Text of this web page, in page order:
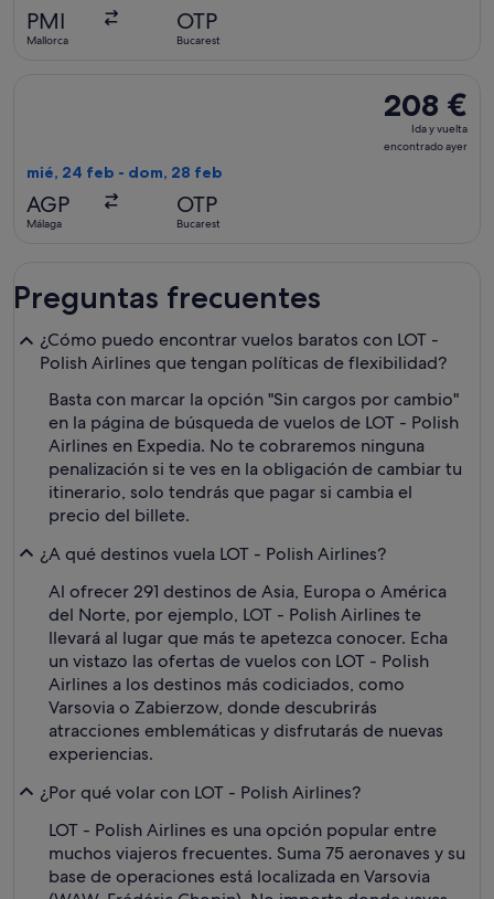
PMI
Mallorca
OTP
Bucarest
208 €
Ida
y
208 €
Ida y vuelta
encontrado ayer
mié, 24 feb - dom, 28 feb
AGP
Málaga
OTP
Bucarest
Preguntas frecuentes
¿Cómo puedo encontrar vuelos baratos con LOT -
Polish Airlines que tengan políticas de flexibilidad?
Basta con marcar la opción "Sin cargos por cambio"
en la página de búsqueda de vuelos de LOT - Polish
Airlines en Expedia. No te cobraremos ninguna
penalización si te ves en la obligación de cambiar tu
itinerario, solo tendrás que pagar si cambia el
precio del billete.
¿A qué destinos vuela LOT - Polish Airlines?
Al ofrecer 291 destinos de Asia, Europa o América
del Norte, por ejemplo, LOT - Polish Airlines te
llevará al lugar que más te apetezca conocer. Echa
un vistazo las ofertas de vuelos con LOT - Polish
Airlines a los destinos más codiciados, como
Varsovia o Zabierzow, donde descubrirás
atracciones emblemáticas y disfrutarás de nuevas
experiencias.
¿Por qué volar con LOT - Polish Airlines?
LOT - Polish Airlines es una opción popular entre
muchos viajeros frecuentes. Suma 75 aeronaves y su
base de operaciones está localizada en Varsovia